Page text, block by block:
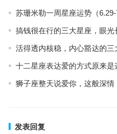
苏珊米勒一周星座运势（6.29-
搞钱很在行的三大星座，眼光
活得透内核稳，内心豁达的三
十二星座表达爱的方式原来是
狮子座整天说爱你，这般深情
发表回复